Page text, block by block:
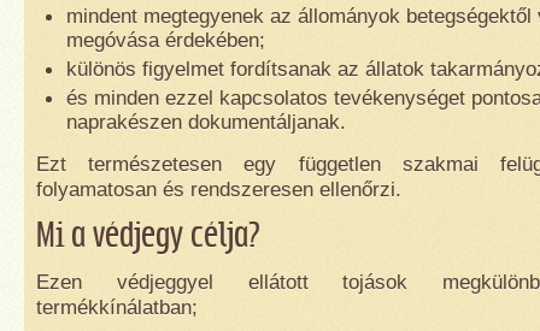
mindent megtegyenek az állományok betegségektől
megóvása érdekében;
különös figyelmet fordítsanak az állatok
és minden ezzel kapcsolatos tevékenységet
naprakészen dokumentáljanak.
Ezt természetesen egy független szakmai
folyamatosan és rendszeresen ellenőrzi.
Mi a védjegy célja?
Ezen védjeggyel ellátott tojások
termékkínálatban;